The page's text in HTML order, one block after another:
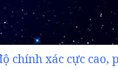
chính xác cực cao,